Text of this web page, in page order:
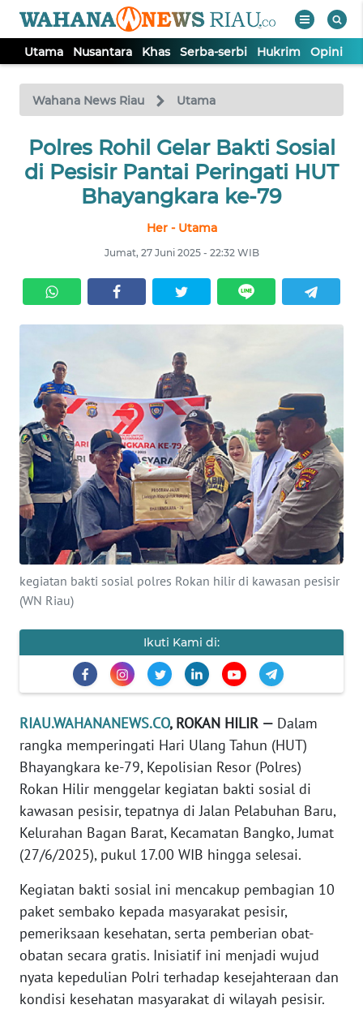
Utama Nusantara Khas Serba-serbi Hukrim Opini
Wahana News Riau Utama
Polres Rohil Gelar Bakti Sosial
di Pesisir Pantai Peringati HUT
Bhayangkara ke-79
Her - Utama
Jumat, 27 Juni 2025 - 22:32 WIB
kegiatan bakti sosial polres Rokan hilir di kawasan pesisir
(WN Riau)
Ikuti Kami di:
RIAU.WAHANANEWS.CO, ROKAN HILIR — Dalam
rangka memperingati Hari Ulang Tahun (HUT)
Bhayangkara ke-79, Kepolisian Resor (Polres)
Rokan Hilir menggelar kegiatan bakti sosial di
kawasan pesisir, tepatnya di Jalan Pelabuhan Baru,
Kelurahan Bagan Barat, Kecamatan Bangko, Jumat
(27/6/2025), pukul 17.00 WIB hingga selesai.
Kegiatan bakti sosial ini mencakup pembagian 10
paket sembako kepada masyarakat pesisir,
pemeriksaan kesehatan, serta pemberian obat-
obatan secara gratis. Inisiatif ini menjadi wujud
nyata kepedulian Polri terhadap kesejahteraan dan
kondisi kesehatan masyarakat di wilayah pesisir.
TV
Tutup
UTAMA
NUSANTARA
SERBA-
SERBI
OPINI
PERISTIWA
Informasi
INDEKS
BERITA
KONTAK
KAMI
INFO
TENTANG
PEDOMAN
MEDIA
SIBER
REDAKSI
DISCLAIMER
Wahana
News
Regional